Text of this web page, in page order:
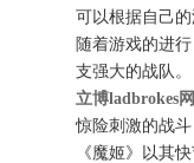
可以根据自己
随着游戏的进
支强大的战队。
立博ladbrokes
惊险刺激的战斗
《魔姬》以其